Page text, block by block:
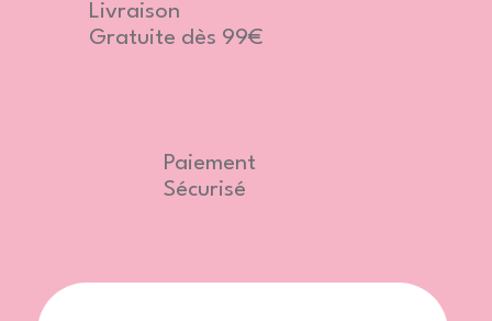
Livraison
Gratuite dès 99€
Paiement
Sécurisé